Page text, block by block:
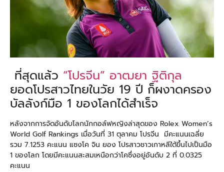
ที่สุดแล้ว “โปรจีน” อาฒยา ฐิติกุล
ยอดโปรสาวไทยในวัย 19 ปี ก็ผงาดครอง
บัลลังก์มือ 1 ของโลกได้สำเร็จ
หลังจากการจัดอันดับโลกนักกอล์ฟหญิงล่าสุดของ Rolex Women’s
World Golf Rankings เมื่อวันที่ 31 ตุลาคม โปรจีน มีคะแนนเฉลี่ย
รวม 7.1253 คะแนน แซงโค จิน ยอง โปรสาวชาวเกาหลีใต้ขึ้นไปเป็นมือ
1 ของโลก โดยมีคะแนนสะสมเหนือกว่าโคซึ่งอยู่อันดับ 2 ที่ 0.0325
คะแนน